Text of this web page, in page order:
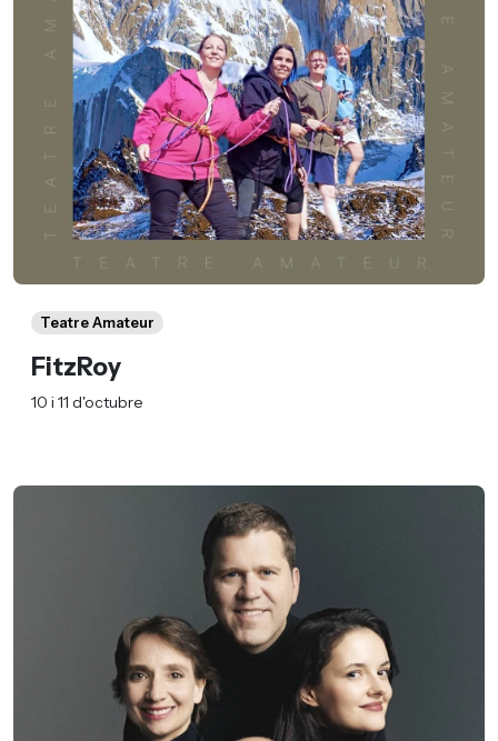
Teatre Amateur
FitzRoy
10 i 11 d'octubre